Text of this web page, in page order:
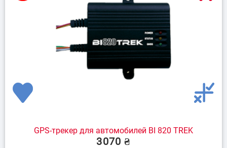
GPS-трекер для автомобилей BI 820 TREK
3070 ₴